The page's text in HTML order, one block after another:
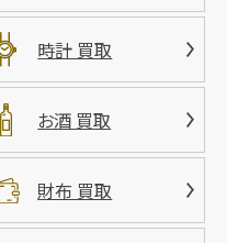
時計 買取
お酒 買取
財布 買取